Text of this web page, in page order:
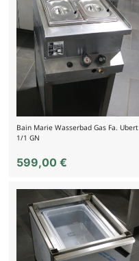
Bain Marie Wasserbad Gas Fa. Ubert
1/1 GN
599,00 €